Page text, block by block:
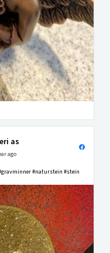
as
ago
#naturstein #stein